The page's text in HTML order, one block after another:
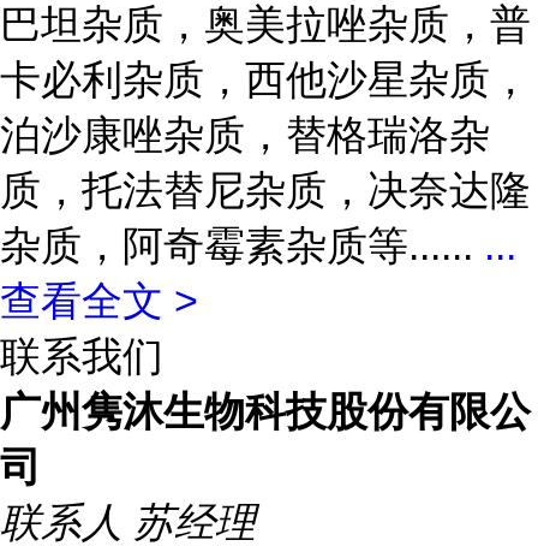
巴坦杂质，奥美拉唑杂质，普
卡必利杂质，西他沙星杂质，
泊沙康唑杂质，替格瑞洛杂
质，托法替尼杂质，决奈达隆
杂质，阿奇霉素杂质等...... ...
查看全文 >
联系我们
广州隽沐生物科技股份有限公
司
联系人 苏经理